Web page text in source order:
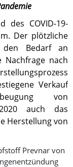
des COVID-19-
Der plötzliche
den Bedarf an
Nachfrage nach
Verkauf
von
auch das
Herstellung von
Prevnar von